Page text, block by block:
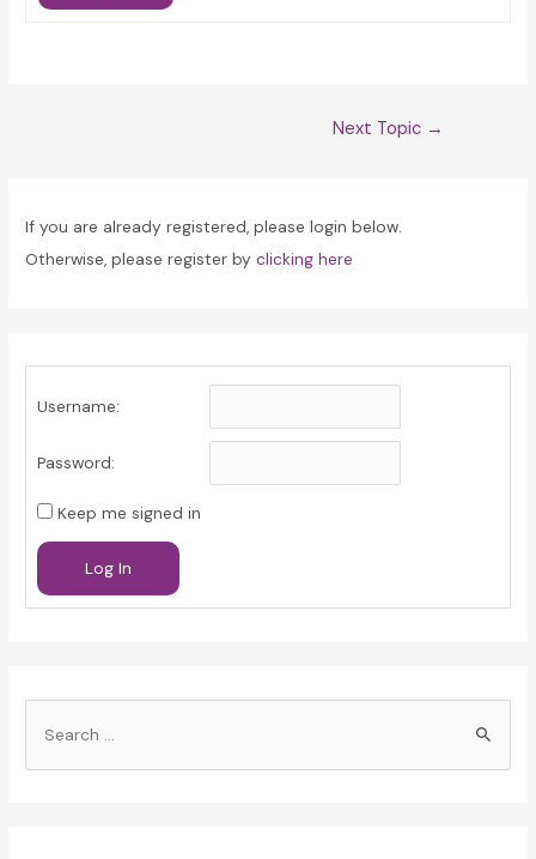
Next Topic →
If you are already registered, please login below.
Otherwise, please register byclicking here
Username:
Password:
Keep me signed in
Log In